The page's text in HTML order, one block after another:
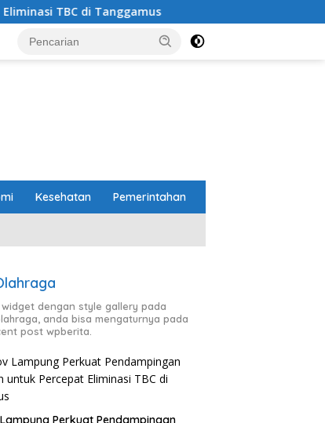
Wagub Jihan Tinjau Rumah Calon
Kesehatan Pemerintahan
dengan style gallery pada
anda bisa mengaturnya pada
post wpberita.
Perkuat Pendampingan